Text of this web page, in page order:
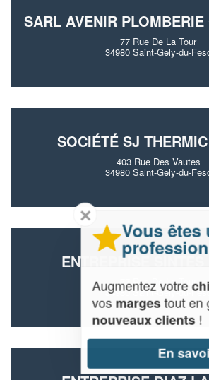
SARL AVENIR PLOMBERIE
77 Rue De La Tour
34980 Saint-Gely-du-
SOCIÉTÉ SJ
403 Rue Des Vautes
34980 Saint-Gely-du-
ENTREPRISE SINTES
77 Rue De La Tour
34980 Saint-Gely-du-
✕
Vous êtes
Augmentez votre
vosmargestout en
nouveaux clients!
En